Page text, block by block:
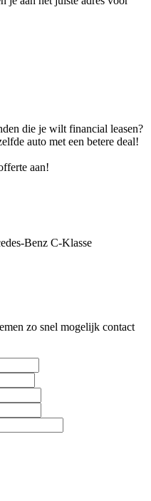
die je wilt financial leasen?
auto met een betere deal!
aan!
Benz C-Klasse
zo snel mogelijk contact